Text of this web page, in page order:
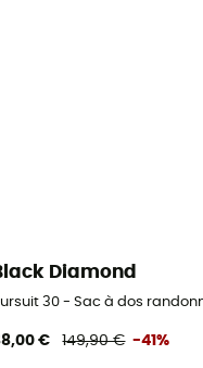
Diamond
30 - Sac à dos
€ 149,90 € -41%